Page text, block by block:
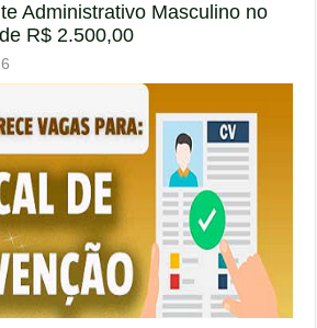
Administrativo Masculino no
R$ 2.500,00